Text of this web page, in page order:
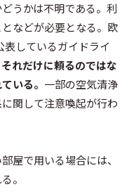
うかは不明である。利
などが必要となる。欧
表しているガイドライ
れだけに頼るのではな
いる。 一部の空気清浄
関して注意喚起が行わ
屋で用いる場合には、
。